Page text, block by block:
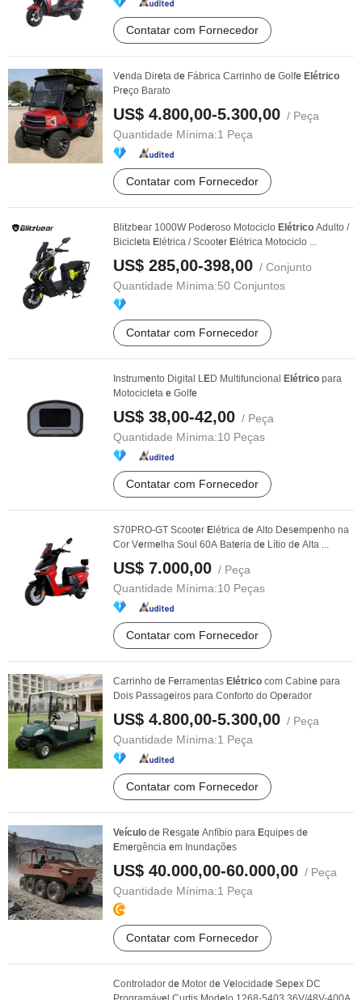
Contatar com Fornecedor
Venda Direta de Fábrica Carrinho de Golfe Elétrico
Preço Barato
US$ 4.800,00-5.300,00 / Peça
Quantidade Mínima:1 Peça
Contatar com Fornecedor
Blitzbear 1000W Poderoso Motociclo Elétrico Adulto /
Bicicl eta E létrica / Scooter E létrica Motociclo ...
US$ 285,00-398,00 / Conjunto
Quantidade Mínima:50 Conjuntos
Contatar com Fornecedor
Instrumento Digital LED Multifuncional Elétrico para
Motocicl eta e Golfe
US$ 38,00-42,00 / Peça
Quantidade Mínima:10 Peças
Contatar com Fornecedor
S70PRO-GT Scooter E létrica de Alto Desempenho na
Cor Verme lha Soul 60A Bateria de Lítio de Alta ...
US$ 7.000,00 / Peça
Quantidade Mínima:10 Peças
Contatar com Fornecedor
Carrinho de Ferramentas Elétrico com Cabine para
Dois Passageiros para Conforto do Operador
US$ 4.800,00-5.300,00 / Peça
Quantidade Mínima:1 Peça
Contatar com Fornecedor
Veículo de Resgate Anfíbio para Equipes de
Emergência em Inundações
US$ 40.000,00-60.000,00 / Peça
Quantidade Mínima:1 Peça
Contatar com Fornecedor
Controlador de Motor de Ve locidade Sepex DC